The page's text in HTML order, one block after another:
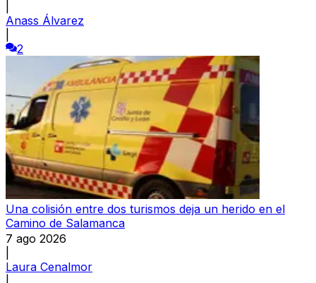
Anass Álvarez
2
Una colisión entre dos turismos deja un herido en el
Camino de Salamanca
7 ago 2026
Laura Cenalmor